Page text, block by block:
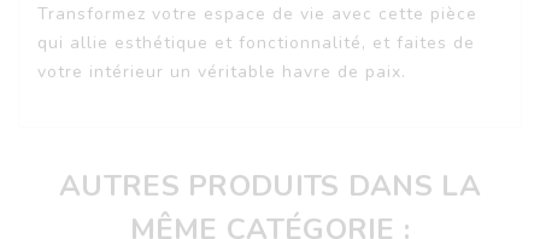
Transformez votre espace de vie avec cette pièce
qui allie esthétique et fonctionnalité, et faites de
votre intérieur un véritable havre de paix.
AUTRES PRODUITS DANS LA
MÊME CATÉGORIE :